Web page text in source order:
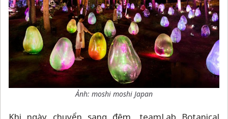
Ảnh: moshi moshi Japan
Khi ngày chuyển sang đêm, teamLab Botanical